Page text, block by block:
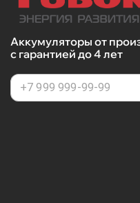
Аккумуляторы от
с гарантией до 4 лет